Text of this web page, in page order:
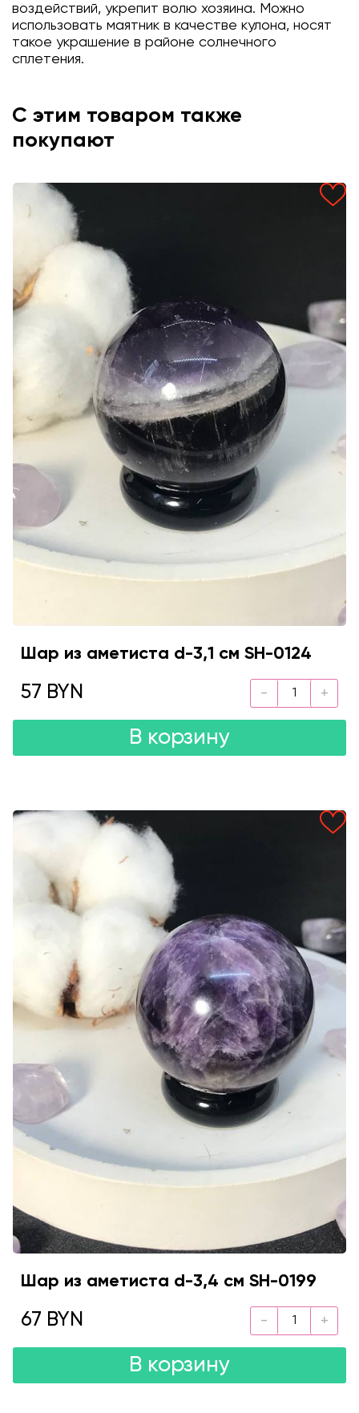
воздействий, укрепит волю хозяина. Можно
использовать маятник в качестве кулона, носят
такое украшение в районе солнечного
сплетения.
С этим товаром также
покупают
Шар из аметиста d-3,1 см SH-0124
57 BYN
В корзину
Шар из аметиста d-3,4 см SH-0199
67 BYN
В корзину